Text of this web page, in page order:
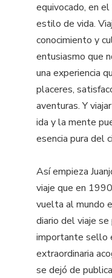
equivocado, en
estilo de vida.
conocimiento y
entusiasmo que
una experiencia
placeres,
aventuras. Y
ida y la mente
esencia pura del
Así empieza
viaje que en
vuelta al mundo
diario del viaje
importante sello
extraordinaria
se dejó de